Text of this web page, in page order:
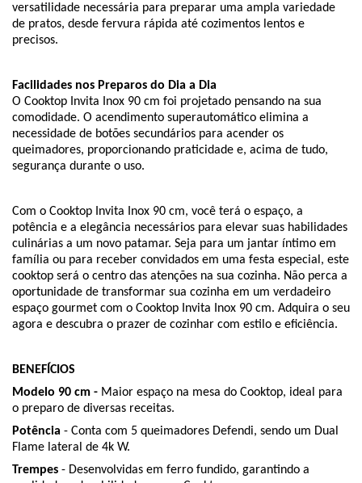
versatilidade necessária para preparar uma ampla variedade
de pratos, desde fervura rápida até cozimentos lentos e
precisos.
Facilidades nos Preparos do Dia a Dia
O Cooktop Invita Inox 90 cm foi projetado pensando na sua
comodidade. O acendimento superautomático elimina a
necessidade de botões secundários para acender os
queimadores, proporcionando praticidade e, acima de tudo,
segurança durante o uso.
Com o Cooktop Invita Inox 90 cm, você terá o espaço, a
potência e a elegância necessários para elevar suas habilidades
culinárias a um novo patamar. Seja para um jantar íntimo em
família ou para receber convidados em uma festa especial, este
cooktop será o centro das atenções na sua cozinha. Não perca a
oportunidade de transformar sua cozinha em um verdadeiro
espaço gourmet com o Cooktop Invita Inox 90 cm. Adquira o seu
agora e descubra o prazer de cozinhar com estilo e eficiência.
BENEFÍCIOS
Modelo 90 cm - Maior espaço na mesa do Cooktop, ideal para
o preparo de diversas receitas.
Potência - Conta com 5 queimadores Defendi, sendo um Dual
Flame lateral de 4k W.
Trempes - Desenvolvidas em ferro fundido, garantindo a